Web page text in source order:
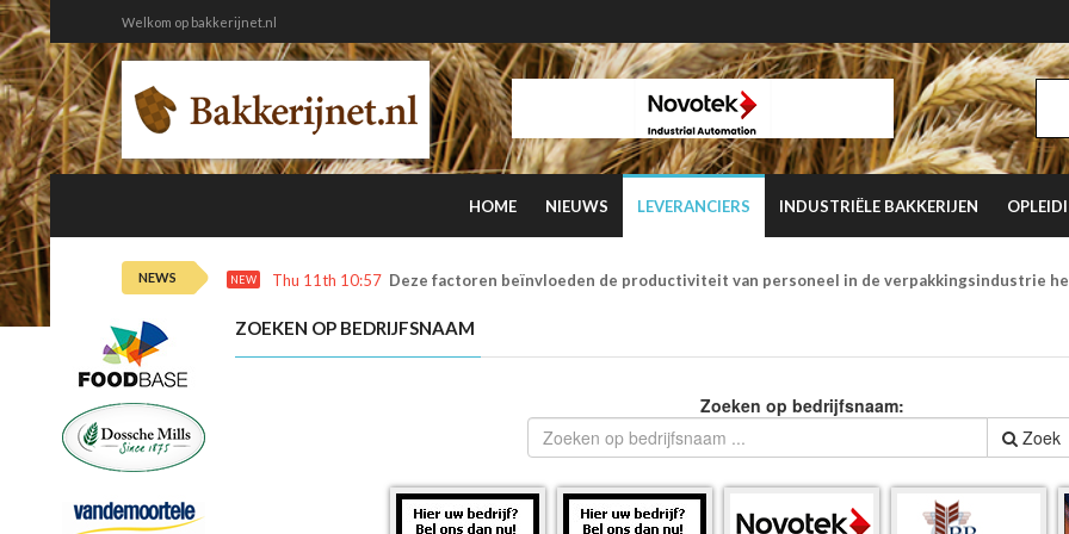
Welkom op bakkerijnet.nl
HOME NIEUWS LEVERANCIERS INDUSTRIËLE BAKKERIJEN
NEWS NEW Thu 11th 10:57 Deze factoren beïnvloeden de productiviteit van personeel in de verpakkingsindustrie
ZOEKEN OP BEDRIJFSNAAM
Zoeken op bedrijfsnaam:
Zoek